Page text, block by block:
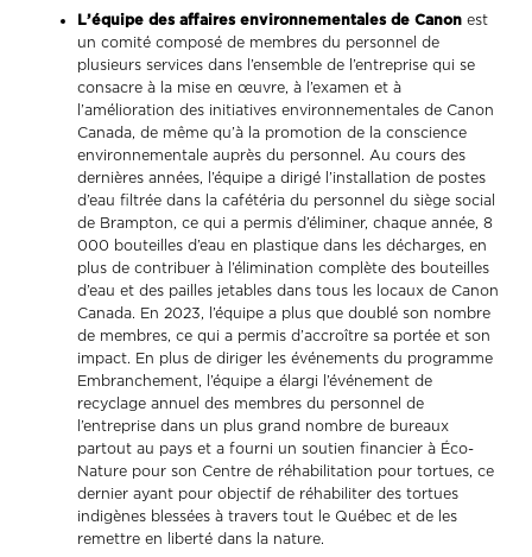
L’équipe des affaires environnementales de Canon est
un comité composé de membres du personnel de
plusieurs services dans l’ensemble de l’entreprise qui se
consacre à la mise en œuvre, à l’examen et à
l’amélioration des initiatives environnementales de Canon
Canada, de même qu’à la promotion de la conscience
environnementale auprès du personnel. Au cours des
dernières années, l’équipe a dirigé l’installation de postes
d’eau filtrée dans la cafétéria du personnel du siège social
de Brampton, ce qui a permis d’éliminer, chaque année, 8
000 bouteilles d’eau en plastique dans les décharges, en
plus de contribuer à l’élimination complète des bouteilles
d’eau et des pailles jetables dans tous les locaux de Canon
Canada. En 2023, l’équipe a plus que doublé son nombre
de membres, ce qui a permis d’accroître sa portée et son
impact. En plus de diriger les événements du programme
Embranchement, l’équipe a élargi l’événement de
recyclage annuel des membres du personnel de
l’entreprise dans un plus grand nombre de bureaux
partout au pays et a fourni un soutien financier à Éco-
Nature pour son Centre de réhabilitation pour tortues, ce
dernier ayant pour objectif de réhabiliter des tortues
indigènes blessées à travers tout le Québec et de les
remettre en liberté dans la nature.